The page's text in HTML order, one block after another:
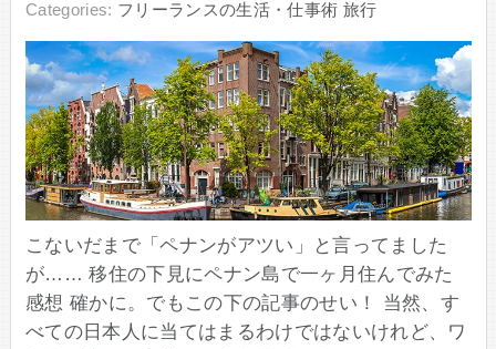
Categories: フリーランスの生活・仕事術 旅行
こないだまで「ペナンがアツい」と言ってました
が…… 移住の下見にペナン島で一ヶ月住んでみた
感想 確かに。でもこの下の記事のせい！ 当然、す
べての日本人に当てはまるわけではないけれど、ワ